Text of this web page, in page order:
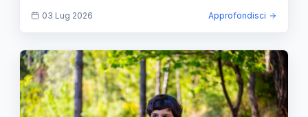
03 Lug 2026 Approfondisci